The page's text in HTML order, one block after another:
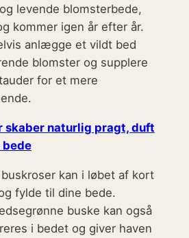
levende blomsterbede,
kommer igen år efter år.
anlægge et vildt bed
blomster og supplere
for et mere
skaber naturlig pragt, duft
kan i løbet af kort
fylde til dine bede.
buske kan også
i bedet og giver haven